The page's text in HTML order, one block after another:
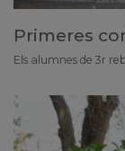
Primeres
Els alumnes de 3r